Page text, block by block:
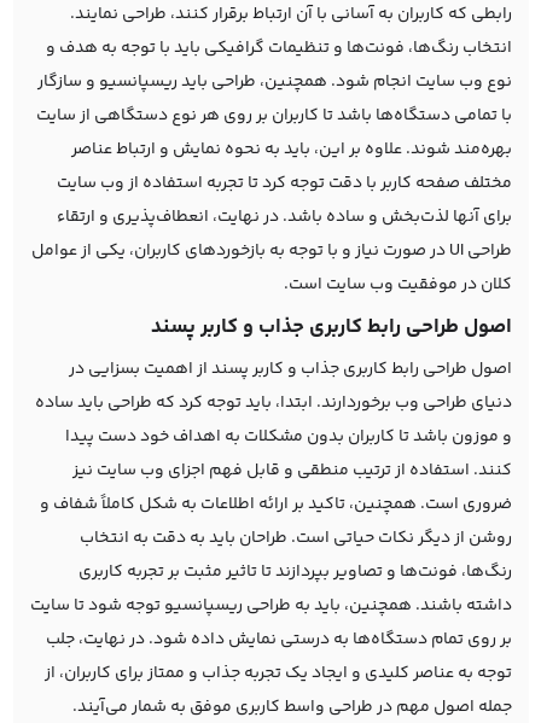
رابطی که کاربران به آسانی با آن ارتباط برقرار کنند، طراحی نمایند.
انتخاب رنگ‌ها، فونت‌ها و تنظیمات گرافیکی باید با توجه به هدف و
نوع وب سایت انجام شود. همچنین، طراحی باید ریسپانسیو و سازگار
با تمامی دستگاه‌ها باشد تا کاربران بر روی هر نوع دستگاهی از سایت
بهره‌مند شوند. علاوه بر این، باید به نحوه نمایش و ارتباط عناصر
مختلف صفحه کاربر با دقت توجه کرد تا تجربه استفاده از وب سایت
برای آنها لذت‌بخش و ساده باشد. در نهایت، انعطاف‌پذیری و ارتقاء
طراحی UI در صورت نیاز و با توجه به بازخوردهای کاربران، یکی از عوامل
کلان در موفقیت وب سایت است.
اصول طراحی رابط کاربری جذاب و کاربر پسند
اصول طراحی رابط کاربری جذاب و کاربر پسند از اهمیت بسزایی در
دنیای طراحی وب برخوردارند. ابتدا، باید توجه کرد که طراحی باید ساده
و موزون باشد تا کاربران بدون مشکلات به اهداف خود دست پیدا
کنند. استفاده از ترتیب منطقی و قابل فهم اجزای وب سایت نیز
ضروری است. همچنین، تاکید بر ارائه اطلاعات به شکل کاملاً شفاف و
روشن از دیگر نکات حیاتی است. طراحان باید به دقت به انتخاب
رنگ‌ها، فونت‌ها و تصاویر بپردازند تا تاثیر مثبت بر تجربه کاربری
داشته باشند. همچنین، باید به طراحی ریسپانسیو توجه شود تا سایت
بر روی تمام دستگاه‌ها به درستی نمایش داده شود. در نهایت، جلب
توجه به عناصر کلیدی و ایجاد یک تجربه جذاب و ممتاز برای کاربران، از
جمله اصول مهم در طراحی واسط کاربری موفق به شمار می‌آیند.